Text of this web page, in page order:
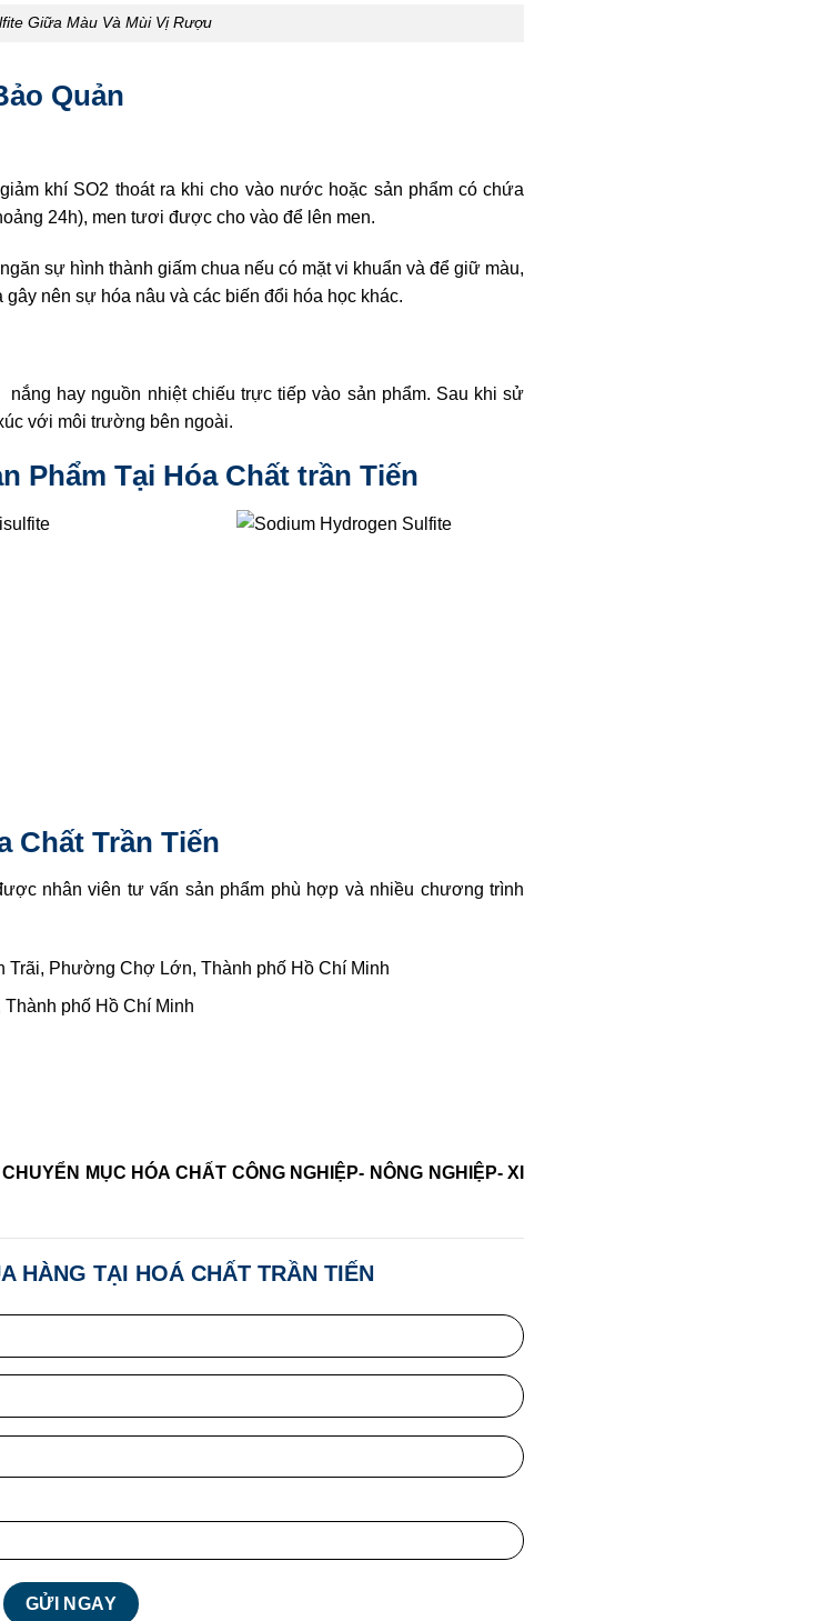
Giữa Màu Và Mùi Vị Rượu
Quản
khí SO2 thoát ra khi cho vào nước hoặc sản phẩm có chứa
24h), men tươi được cho vào để lên men.
sự hình thành giấm chua nếu có mặt vi khuẩn và để giữ màu,
nên sự hóa nâu và các biến đổi hóa học khác.
hay nguồn nhiệt chiếu trực tiếp vào sản phẩm. Sau khi sử
với môi trường bên ngoài.
Phẩm Tại Hóa Chất trần Tiến
Chất Trần Tiến
nhân viên tư vấn sản phẩm phù hợp và nhiều chương trình
Trãi, Phường Chợ Lớn, Thành phố Hồ Chí Minh
phố Hồ Chí Minh
MỤC HÓA CHẤT CÔNG NGHIỆP- NÔNG NGHIỆP- XI
HÀNG TẠI HOÁ CHẤT TRẦN TIẾN